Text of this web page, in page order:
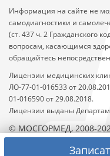
Информация на сайте не
самодиагностики и
(ст. 437 ч. 2 Гражданского
вопросам, касающимся
обращайтесь
Лицензии медицинских
ЛО-77-01-016533 от
01-016590 от 29.08.2018.
Лицензии выданы
© МОСГОРМЕД, 2008-